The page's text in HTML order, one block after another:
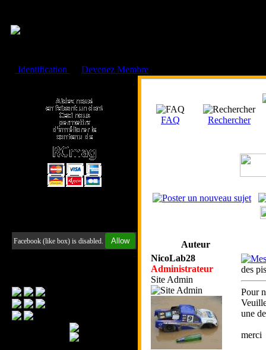
Identification
Devenez Membre
Facebook (like box) is disabled. Allow
FAQ Rechercher
Auteur
NicoLab28
Administrateur
Site Admin
des
Pour
une
merci